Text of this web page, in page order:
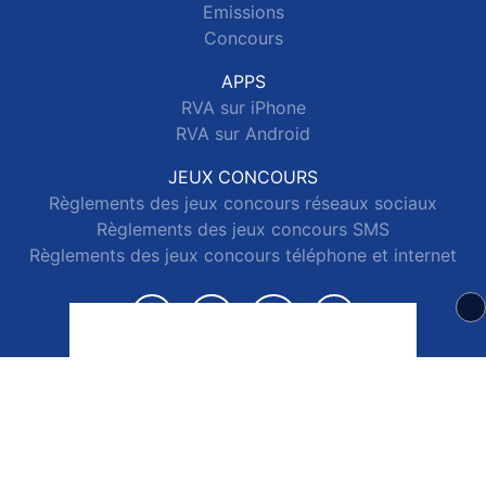
Emissions
Concours
APPS
RVA sur iPhone
RVA sur Android
JEUX CONCOURS
Règlements des jeux concours réseaux sociaux
Règlements des jeux concours SMS
Règlements des jeux concours téléphone et internet